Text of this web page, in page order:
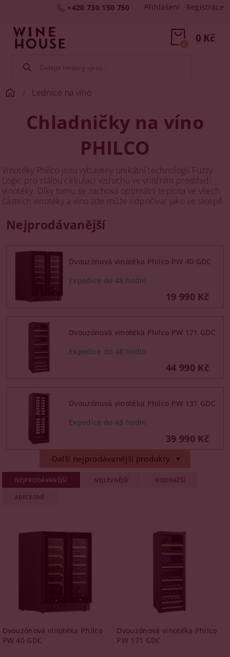
+420 730 150 750 Přihlášení Registrace
0 Kč
0
Lednice na víno
Chladničky na víno
PHILCO
Vinotéky Philco jsou vybaveny unikátní technologií Fuzzy
Logic pro stálou cirkulaci vzduchu ve vnitřním prostředí
vinotéky. Díky tomu se zachová optimální teplota ve všech
částech vinotéky a víno zde může odpočívat jako ve sklepě.
Nejprodávanější
Dvouzónová vinotéka Philco PW 40 GDC
19 990 Kč
Dvouzónová vinotéka Philco PW 171 GDC
44 990 Kč
Dvouzónová vinotéka Philco PW 131 GDC
39 990 Kč
Další nejprodávanější produkty
NEJPRODÁVANĚJŠÍ NEJLEVNĚJŠÍ NEJDRAŽŠÍ
ABECEDNĚ
Dvouzónová vinotéka Philco
PW 40 GDC
Dvouzónová vinotéka Philco
PW 171 GDC